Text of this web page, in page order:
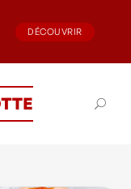
DÉCOUVRIR